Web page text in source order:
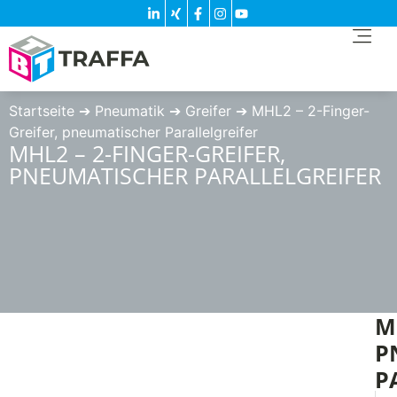
Startseite ➔ Pneumatik ➔ Greifer ➔ MHL2 – 2-Finger-
Greifer, pneumatischer Parallelgreifer
MHL2 – 2-FINGER-GREIFER,
PNEUMATISCHER PARALLELGREIFER